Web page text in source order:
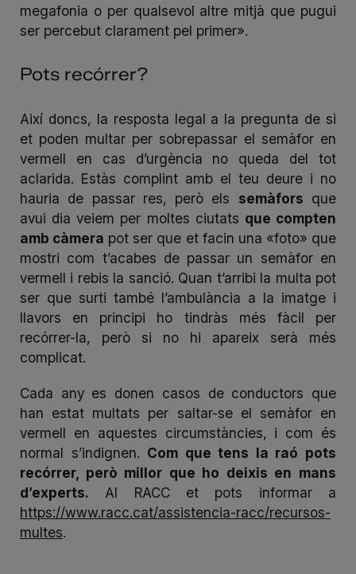
megafonia o per qualsevol altre mitjà que pugui
ser percebut clarament pel primer».
Pots recórrer?
Així doncs, la resposta legal a la pregunta de si
et poden multar per sobrepassar el semàfor en
vermell en cas d’urgència no queda del tot
aclarida. Estàs complint amb el teu deure i no
hauria de passar res, però els semàfors que
avui dia veiem per moltes ciutats que compten
amb càmera pot ser que et facin una «foto» que
mostri com t’acabes de passar un semàfor en
vermell i rebis la sanció. Quan t’arribi la multa pot
ser que surti també l’ambulància a la imatge i
llavors en principi ho tindràs més fàcil per
recórrer-la, però si no hi apareix serà més
complicat.
Cada any es donen casos de conductors que
han estat multats per saltar-se el semàfor en
vermell en aquestes circumstàncies, i com és
normal s’indignen. Com que tens la raó pots
recórrer, però millor que ho deixis en mans
d’experts. Al RACC et pots informar a
https://www.racc.cat/assistencia-racc/recursos-
multes.